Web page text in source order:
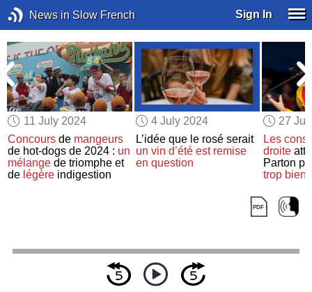
News in Slow French Sign In
11 July 2024
Concours de mangeurs
de hot-dogs de 2024 : un
mélange de triomphe et
de légère indigestion
4 July 2024
L’idée que le rosé serait
un vin d’été est remise
en question
27
Les
droite
Parton
trop